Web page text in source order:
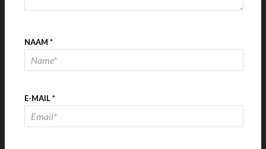
NAAM *
E-MAIL*